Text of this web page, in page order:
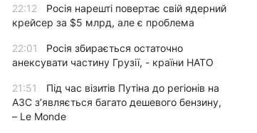
22:12
Росія нарешті повертає свій ядерний
крейсер за $5 млрд, але є проблема
22:01
Росія збирається остаточно
анексувати частину Грузії, - країни НАТО
21:51
Під час візитів Путіна до регіонів на
АЗС з’являється багато дешевого бензину,
– Le Monde